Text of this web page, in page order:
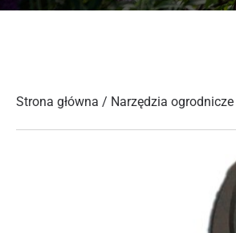
Strona główna / Narzędzia ogrodnicze